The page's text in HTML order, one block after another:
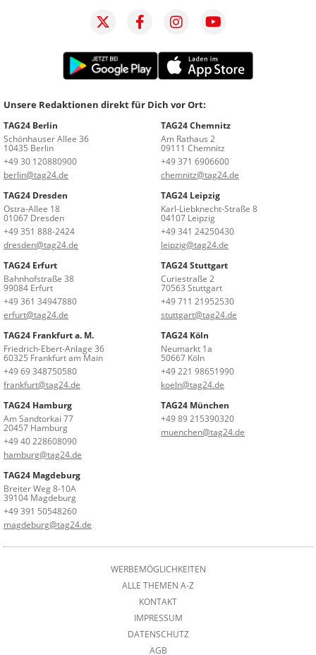
Unsere Redaktionen direkt für Dich vor Ort:
TAG24 Berlin
Schönhauser Allee 36
10435 Berlin
+49 30 120880900
berlin@tag24.de
TAG24 Chemnitz
Am Rathaus 2
09111 Chemnitz
+49 371 6906600
chemnitz@tag24.de
TAG24 Dresden
Ostra-Allee 18
01067 Dresden
+49 351 888-2424
dresden@tag24.de
TAG24 Leipzig
Karl-Liebknecht-Straße 8
04107 Leipzig
+49 341 24250430
leipzig@tag24.de
TAG24 Erfurt
Bahnhofstraße 38
99084 Erfurt
+49 361 34947880
erfurt@tag24.de
TAG24 Stuttgart
Curiestraße 2
70563 Stuttgart
+49 711 21952530
stuttgart@tag24.de
TAG24 Frankfurt a. M.
Friedrich-Ebert-Anlage 36
60325 Frankfurt am Main
+49 69 348750580
frankfurt@tag24.de
TAG24 Köln
Neumarkt 1a
50667 Köln
+49 221 98651990
koeln@tag24.de
TAG24 Hamburg
Am Sandtorkai 77
20457 Hamburg
+49 40 228608090
hamburg@tag24.de
TAG24 München
+49 89 215390320
muenchen@tag24.de
TAG24 Magdeburg
Breiter Weg 8-10A
39104 Magdeburg
+49 391 50548260
magdeburg@tag24.de
WERBEMÖGLICHKEITEN
ALLE THEMEN A-Z
KONTAKT
IMPRESSUM
DATENSCHUTZ
AGB